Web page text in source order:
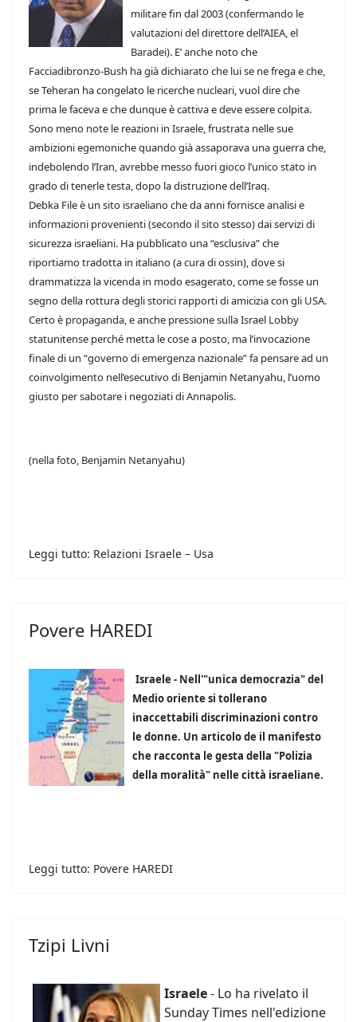
militare fin dal 2003 (confermando le
valutazioni del direttore dell’AIEA, el
Baradei). E’ anche noto che
Facciadibronzo-Bush ha già dichiarato che lui se ne frega e che,
se Teheran ha congelato le ricerche nucleari, vuol dire che
prima le faceva e che dunque è cattiva e deve essere colpita.
Sono meno note le reazioni in Israele, frustrata nelle sue
ambizioni egemoniche quando già assaporava una guerra che,
indebolendo l’Iran, avrebbe messo fuori gioco l’unico stato in
grado di tenerle testa, dopo la distruzione dell’Iraq.
Debka File è un sito israeliano che da anni fornisce analisi e
informazioni provenienti (secondo il sito stesso) dai servizi di
sicurezza israeliani. Ha pubblicato una “esclusiva” che
riportiamo tradotta in italiano (a cura di ossin), dove si
drammatizza la vicenda in modo esagerato, come se fosse un
segno della rottura degli storici rapporti di amicizia con gli USA.
Certo è propaganda, e anche pressione sulla Israel Lobby
statunitense perché metta le cose a posto, ma l’invocazione
finale di un “governo di emergenza nazionale” fa pensare ad un
coinvolgimento nell’esecutivo di Benjamin Netanyahu, l’uomo
giusto per sabotare i negoziati di Annapolis.
(nella foto, Benjamin Netanyahu)
Leggi tutto: Relazioni Israele – Usa
Povere HAREDI
Israele - Nell'"unica democrazia" del
Medio oriente si tollerano
inaccettabili discriminazioni contro
le donne. Un articolo de il manifesto
che racconta le gesta della "Polizia
della moralità" nelle città israeliane.
Leggi tutto: Povere HAREDI
Tzipi Livni
Israele- Lo ha rivelato il
Sunday Times nell'edizione